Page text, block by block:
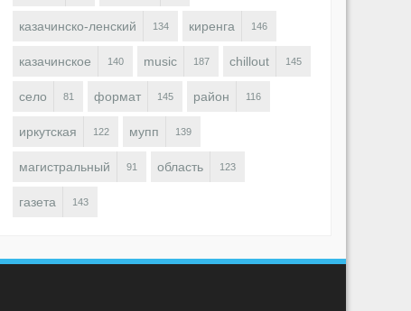
казачинско-ленский 134 киренга 146
казачинское 140 music 187 chillout 145
село 81 формат 145 район 116
иркутская 122 мупп 139
магистральный 91 область 123
газета 143